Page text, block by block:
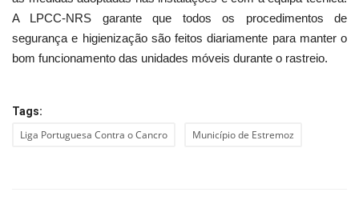
A LPCC-NRS garante que todos os procedimentos de
segurança e higienização são feitos diariamente para manter o
bom funcionamento das unidades móveis durante o rastreio.
Tags:
Liga Portuguesa Contra o Cancro Município de Estremoz